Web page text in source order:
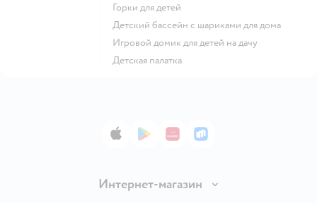
Горки для детей
Детский бассейн с шариками для дома
Игровой домик для детей на дачу
Детская палатка
App StoreGoogle Play
AppGallery
RuStore
Интернет-магазин